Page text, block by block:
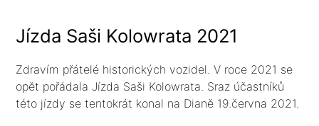
Jízda Saši Kolowrata 2021
Zdravím přátelé historických vozidel. V roce 2021 se
opět pořádala Jízda Saši Kolowrata. Sraz účastníků
této jízdy se tentokrát konal na Dianě 19.června 2021.